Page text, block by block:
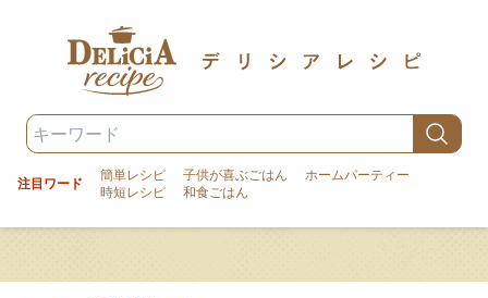
注目ワード 簡単レシピ 子供が喜ぶごはん
ホームパーティー
時短レシピ
和食ごはん